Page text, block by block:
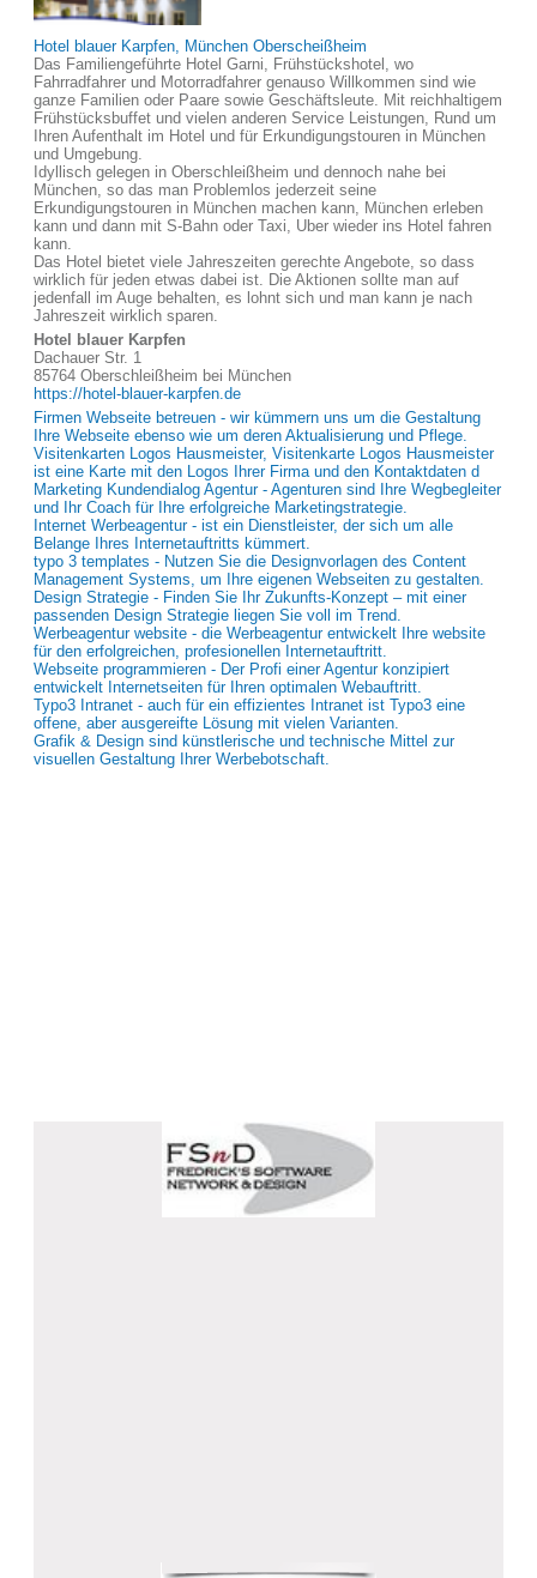
Hotel blauer Karpfen, München Oberscheißheim
Das Familiengeführte Hotel Garni, Frühstückshotel, wo
Fahrradfahrer und Motorradfahrer genauso Willkommen sind wie
ganze Familien oder Paare sowie Geschäftsleute. Mit reichhaltigem
Frühstücksbuffet und vielen anderen Service Leistungen, Rund um
Ihren Aufenthalt im Hotel und für Erkundigungstouren in München
und Umgebung.
Idyllisch gelegen in Oberschleißheim und dennoch nahe bei
München, so das man Problemlos jederzeit seine
Erkundigungstouren in München machen kann, München erleben
kann und dann mit S-Bahn oder Taxi, Uber wieder ins Hotel fahren
kann.
Das Hotel bietet viele Jahreszeiten gerechte Angebote, so dass
wirklich für jeden etwas dabei ist. Die Aktionen sollte man auf
jedenfall im Auge behalten, es lohnt sich und man kann je nach
Jahreszeit wirklich sparen.
Hotel blauer Karpfen
Dachauer Str. 1
85764 Oberschleißheim bei München
https://hotel-blauer-karpfen.de
Firmen Webseite betreuen - wir kümmern uns um die Gestaltung
Ihre Webseite ebenso wie um deren Aktualisierung und Pflege.
Visitenkarten Logos Hausmeister, Visitenkarte Logos Hausmeister
ist eine Karte mit den Logos Ihrer Firma und den Kontaktdaten d
Marketing Kundendialog Agentur - Agenturen sind Ihre Wegbegleiter
und Ihr Coach für Ihre erfolgreiche Marketingstrategie.
Internet Werbeagentur - ist ein Dienstleister, der sich um alle
Belange Ihres Internetauftritts kümmert.
typo 3 templates - Nutzen Sie die Designvorlagen des Content
Management Systems, um Ihre eigenen Webseiten zu gestalten.
Design Strategie - Finden Sie Ihr Zukunfts-Konzept – mit einer
passenden Design Strategie liegen Sie voll im Trend.
Werbeagentur website - die Werbeagentur entwickelt Ihre website
für den erfolgreichen, profesionellen Internetauftritt.
Webseite programmieren - Der Profi einer Agentur konzipiert
entwickelt Internetseiten für Ihren optimalen Webauftritt.
Typo3 Intranet - auch für ein effizientes Intranet ist Typo3 eine
offene, aber ausgereifte Lösung mit vielen Varianten.
Grafik & Design sind künstlerische und technische Mittel zur
visuellen Gestaltung Ihrer Werbebotschaft.